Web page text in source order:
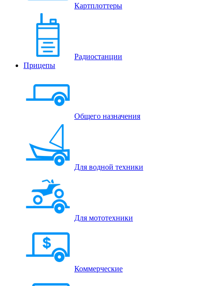
Картплоттеры
Радиостанции
Прицепы
Общего назначения
Для водной техники
Для мототехники
Коммерческие